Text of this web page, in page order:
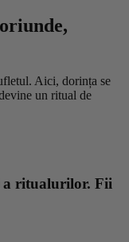
Aici, dorința se
un ritual de
a ritualurilor. Fii